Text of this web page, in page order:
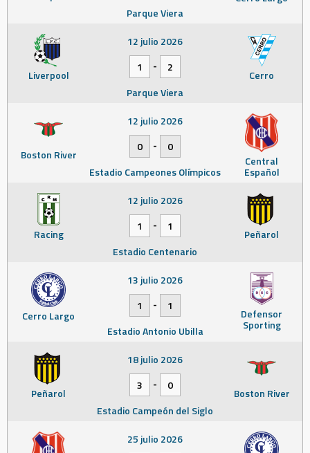
Parque Viera
Liverpool Cerro
12 julio 2026
1
-
2
Parque Viera
Boston River Central
Español
12 julio 2026
0
-
0
Estadio Campeones Olímpicos
Racing Peñarol
12 julio 2026
1
-
1
Estadio Centenario
Cerro Largo Defensor
Sporting
13 julio 2026
1
-
1
Estadio Antonio Ubilla
Peñarol Boston River
18 julio 2026
3
-
0
Estadio Campeón del Siglo
25 julio 2026